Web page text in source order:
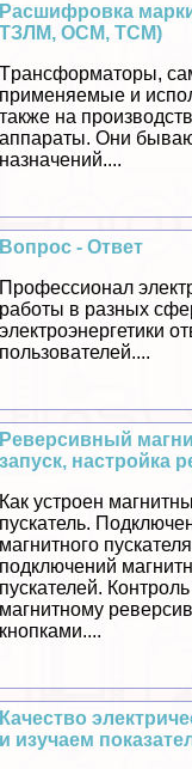
Расшифровка
ТЗЛМ, ОСМ, ТСМ)
Tрaнcформаторы,
применяемые и
также на
аппараты. Они
назначений....
Вопрос - Ответ
Профессионал
работы в разных
электроэнергетики
пользователей....
Реверсивный
запуск, настройка
Как устроен
пускатель.
магнитного
подключений
пускателей.
магнитному
кнопками....
Качество
и изучаем